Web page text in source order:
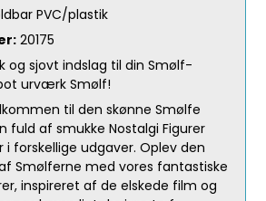
PVC/plastik
20175
og sjovt indslag til din Smølf-
urværk Smølf!
til den skønne Smølfe
fuld af smukke Nostalgi Figurer
forskellige udgaver. Oplev den
Smølferne med vores fantastiske
inspireret af de elskede film og